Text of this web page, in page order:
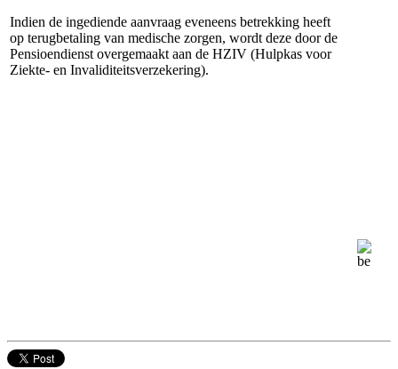
Indien de ingediende aanvraag eveneens betrekking heeft
op terugbetaling van medische zorgen, wordt deze door de
Pensioendienst overgemaakt aan de HZIV (Hulpkas voor
Ziekte- en Invaliditeitsverzekering).